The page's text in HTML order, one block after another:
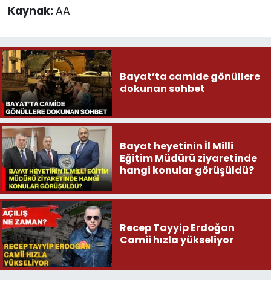
Kaynak: AA
Bayat’ta camide gönüllere
dokunan sohbet
Bayat heyetinin İl Milli
Eğitim Müdürü ziyaretinde
hangi konular görüşüldü?
Recep Tayyip Erdoğan
Camii hızla yükseliyor